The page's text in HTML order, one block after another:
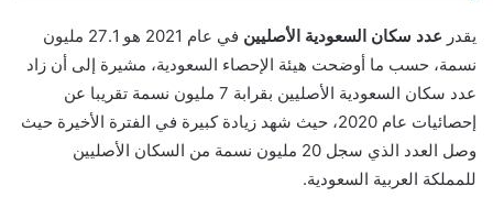
يقدر عدد سكان السعودية الأصليين
في عام 2021 هو 27.1 مليون
نسمة، حسب ما أوضحت هيئة الإحصاء السعودية، مشيرة إلى أن زاد
عدد سكان السعودية الأصليين بقرابة 7 مليون نسمة تقريبا عن
إحصائيات عام 2020، حيث شهد زيادة كبيرة في الفترة الأخيرة حيث
وصل العدد الذي سجل 20 مليون نسمة من السكان الأصليين
للمملكة العربية السعودية.